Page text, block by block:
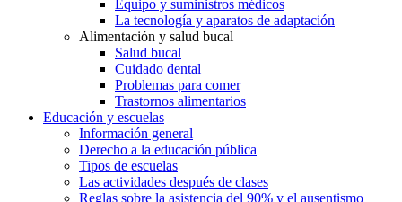
Equipo y suministros médicos
La tecnología y aparatos de adaptación
Alimentación y salud bucal
Salud bucal
Cuidado dental
Problemas para comer
Trastornos alimentarios
Educación y escuelas
Información general
Derecho a la educación pública
Tipos de escuelas
Las actividades después de clases
Reglas sobre la asistencia del 90% y el ausentismo